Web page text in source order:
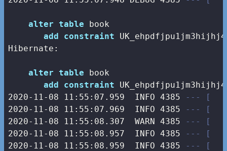
alter table book
add
constraint
Hibernate:
alter table book
add
constraint
2020-11 -08 11 : 55 : 07.959
  INFO
4385
--- [
2020-11 -08 11 : 55 : 07.969
  INFO
4385
--- [
2020-11 -08 11 : 55 : 08.307
  WARN
4385
--- [
2020-11 -08 11 : 55 : 08.957
  INFO
4385
--- [
2020-11 -08 11 : 55 : 08.959
  INFO
4385
--- [